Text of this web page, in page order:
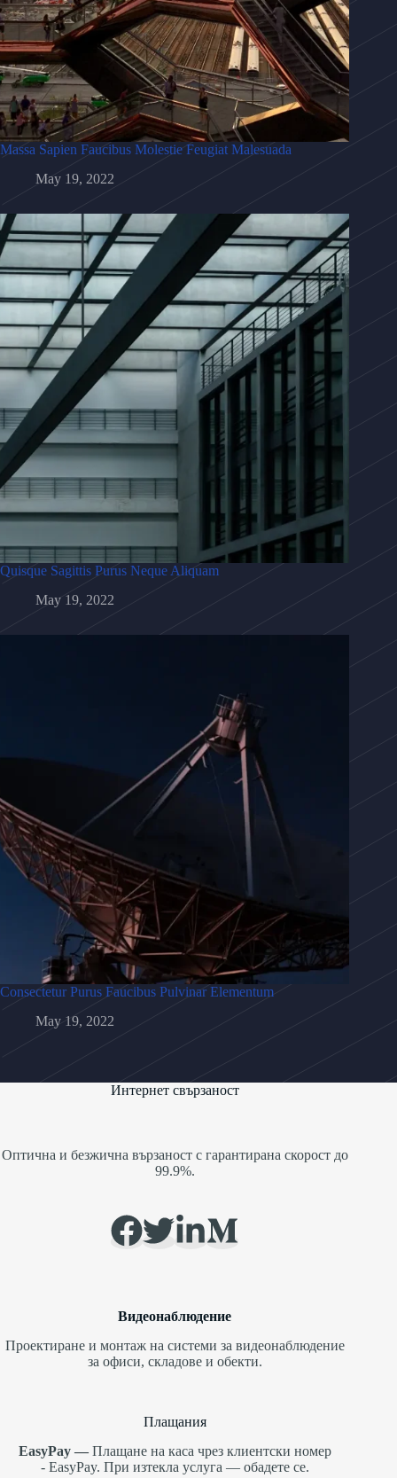
Massa Sapien Faucibus Molestie Feugiat Malesuada
May 19, 2022
Quisque Sagittis Purus Neque Aliquam
May 19, 2022
Consectetur Purus Faucibus Pulvinar Elementum
May 19, 2022
Интернет свързаност
Оптична и безжична вързаност с гарантирана скорост до
99.9%.
Видеонаблюдение
Проектиране и монтаж на системи за видеонаблюдение
за офиси, складове и обекти.
Плащания
EasyPay — Плащане на каса чрез клиентски номер
- EasyPay. При изтекла услуга — обадете се.